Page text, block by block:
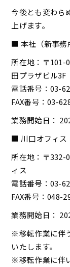
今後とも変わら
上げます。
■ 本社（新事務
所在地：〒
田プラザビル3F
電話番号：03-
FAX番号：03-
業務開始日：
■ 川口オフィス
所在地：〒
ィス
電話番号：03-
FAX番号：048-
業務開始日：
※移転作業に伴
いたします。
※移転作業に伴